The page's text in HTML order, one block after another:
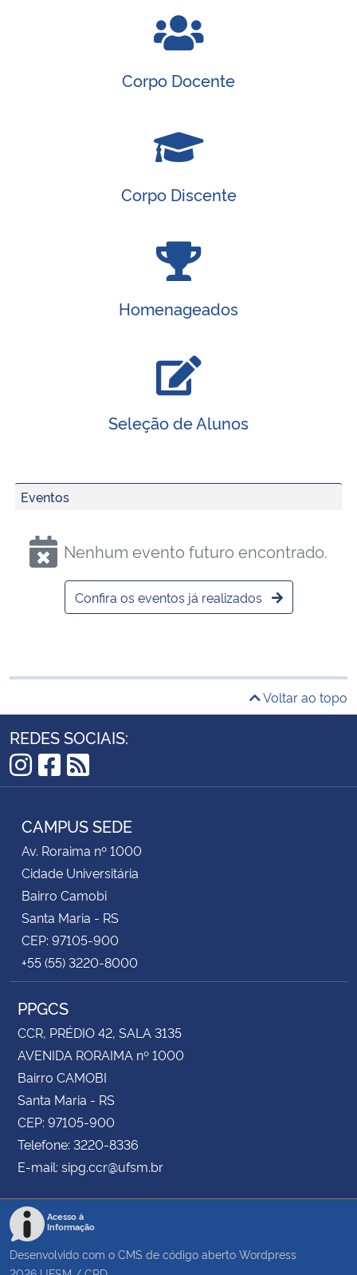
Corpo Docente
Corpo Discente
Homenageados
Seleção de Alunos
Eventos
Nenhum evento futuro encontrado.
Confira os eventos já realizados
Voltar ao topo
REDES SOCIAIS:
Instagram
Facebook
RSS
CAMPUS SEDE
Av. Roraima nº 1000
Cidade Universitária
Bairro Camobi
Santa Maria - RS
CEP: 97105-900
+55 (55) 3220-8000
PPGCS
CCR, PRÉDIO 42, SALA 3135
AVENIDA RORAIMA nº 1000
Bairro CAMOBI
Santa Maria - RS
CEP: 97105-900
Telefone: 3220-8336
E-mail: sipg.ccr@ufsm.br
Acesso à
Informação
Desenvolvido com o CMS de código aberto Wordpress